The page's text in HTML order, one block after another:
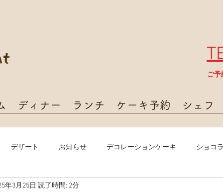
ご
ディナー ランチ ケーキ予約 シェフ
デザート お知らせ デコレーションケーキ ショコ
年3月25日 読了時間: 2分